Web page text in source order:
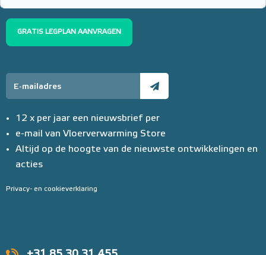
GRATIS LEGPLAN AANVRAGEN
12 x per jaar een nieuwsbrief per
e-mail van Vloerverwarming Store
Altijd op de hoogte van de nieuwste ontwikkelingen en
acties
Privacy- en cookieverklaring